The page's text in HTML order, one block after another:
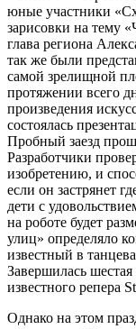
юные участники
зарисовки на тему
глава региона
так же были
самой зрелищной
протяжении всего
произведения
состоялась
Пробный заезд
Разработчики
изобретению, и
если он застрянет
дети с
на роботе будет
улиц» определяло
известный в
Завершилась
известного репера
Однако на этом